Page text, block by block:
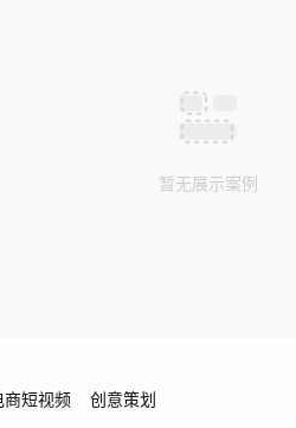
暂无展示案例
商短视频 创意策划